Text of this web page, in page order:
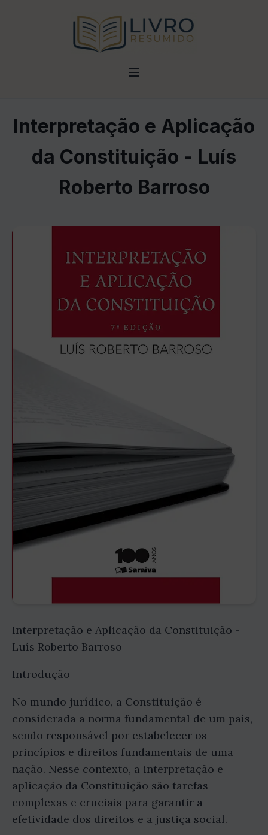
Interpretação e Aplicação
da Constituição - Luís
Roberto Barroso
Interpretação e Aplicação da Constituição -
Luís Roberto Barroso
Introdução
No mundo jurídico, a Constituição é
considerada a norma fundamental de um país,
sendo responsável por estabelecer os
princípios e direitos fundamentais de uma
nação. Nesse contexto, a interpretação e
aplicação da Constituição são tarefas
complexas e cruciais para garantir a
efetividade dos direitos e a justiça social.